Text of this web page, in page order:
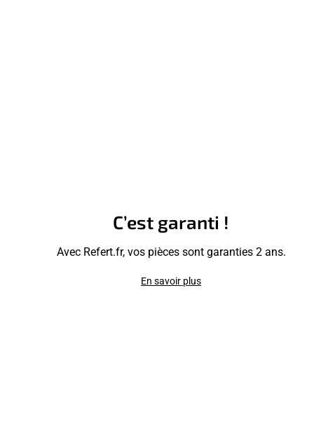
C’est garanti !
Avec Refert.fr, vos pièces sont garanties 2 ans.
En savoir plus